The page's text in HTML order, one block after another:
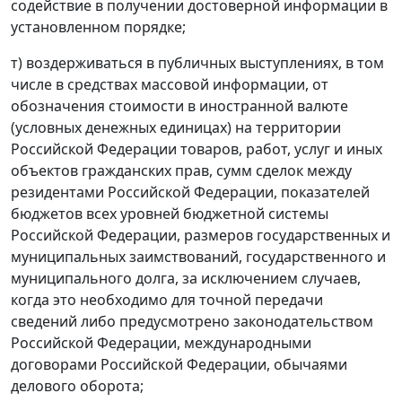
содействие в получении достоверной информации в
установленном порядке;
т) воздерживаться в публичных выступлениях, в том
числе в средствах массовой информации, от
обозначения стоимости в иностранной валюте
(условных денежных единицах) на территории
Российской Федерации товаров, работ, услуг и иных
объектов гражданских прав, сумм сделок между
резидентами Российской Федерации, показателей
бюджетов всех уровней бюджетной системы
Российской Федерации, размеров государственных и
муниципальных заимствований, государственного и
муниципального долга, за исключением случаев,
когда это необходимо для точной передачи
сведений либо предусмотрено законодательством
Российской Федерации, международными
договорами Российской Федерации, обычаями
делового оборота;